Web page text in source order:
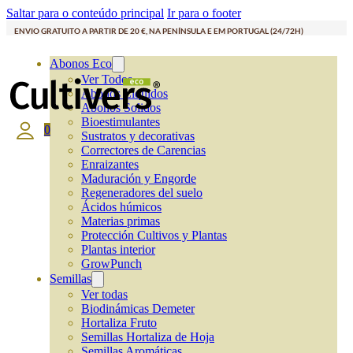
Saltar para o conteúdo principal Ir para o footer
ENVIO GRATUITO A PARTIR DE 20 €, NA PENÍNSULA E EM PORTUGAL (24/72H)
Abonos Eco
Ver Todos
Abonos Líquidos
Abonos Solidos
Bioestimulantes
Sustratos y decorativas
Correctores de Carencias
Enraizantes
Maduración y Engorde
Regeneradores del suelo
Ácidos húmicos
Materias primas
Protección Cultivos y Plantas
Plantas interior
GrowPunch
Semillas
Ver todas
Biodinámicas Demeter
Hortaliza Fruto
Semillas Hortaliza de Hoja
0